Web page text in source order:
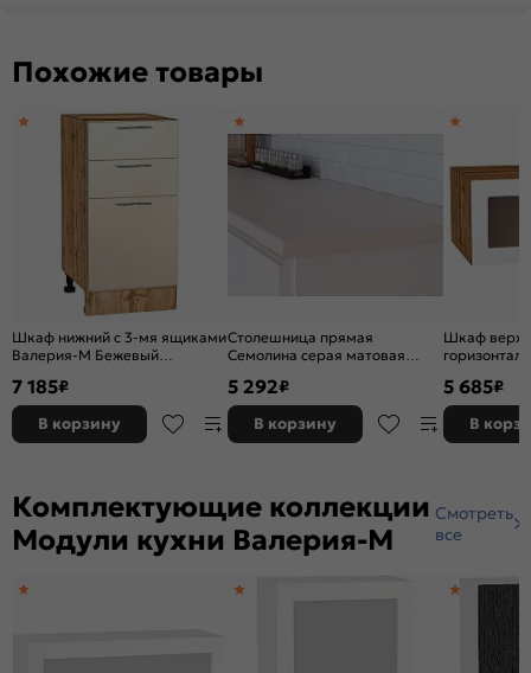
Похожие товары
Шкаф нижний с 3-мя ящиками
Валерия-М Бежевый
816*400*478
7 185₽
В корзину
Столешница прямая
Семолина серая матовая
5 292₽
В корзину
Шкаф
глянец Дуб
5 685₽
В
Комплектующие коллекции
Модули кухни Валерия-М
Смотреть
все